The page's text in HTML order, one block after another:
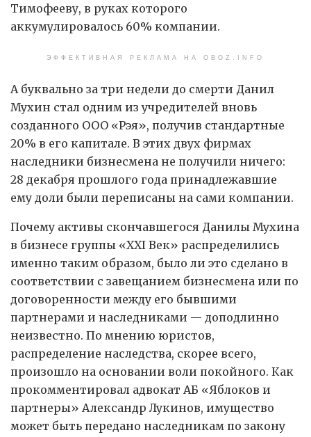
Тимофееву, в руках которого
аккумулировалось 60% компании.
ЭФФЕКТИВНАЯ РЕКЛАМА НА OBOZ.INFO
А буквально за три недели до смерти Данил
Мухин стал одним из учредителей вновь
созданного ООО «Рэя», получив стандартные
20% в его капитале. В этих двух фирмах
наследники бизнесмена не получили ничего:
28 декабря прошлого года принадлежавшие
ему доли были переписаны на сами компании.
Почему активы скончавшегося Данилы Мухина
в бизнесе группы «XXI Век» распределились
именно таким образом, было ли это сделано в
соответствии с завещанием бизнесмена или по
договоренности между его бывшими
партнерами и наследниками — доподлинно
неизвестно. По мнению юристов,
распределение наследства, скорее всего,
произошло на основании воли покойного. Как
прокомментировал адвокат АБ «Яблоков и
партнеры» Александр Лукинов, имущество
может быть передано наследникам по закону